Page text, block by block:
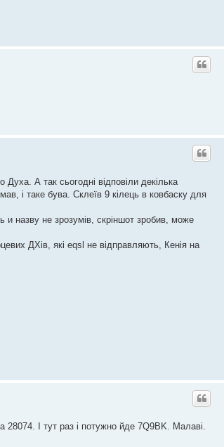
Духа. А так сьогодні відповіли декілька
і таке бува. Склеїв 9 кілець в ковбаску для
и назву не зрозумів, скріншот зробив, може
ДХів, які eqsl не відправляють, Кенія на
І тут раз і потужно йде 7Q9BK. Малаві.